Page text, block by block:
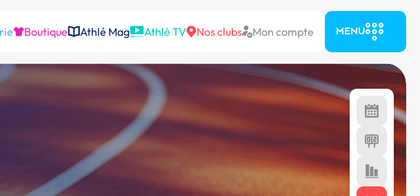
Boutique Athlé Mag Athlé TV Nos clubs Mon compte MENU